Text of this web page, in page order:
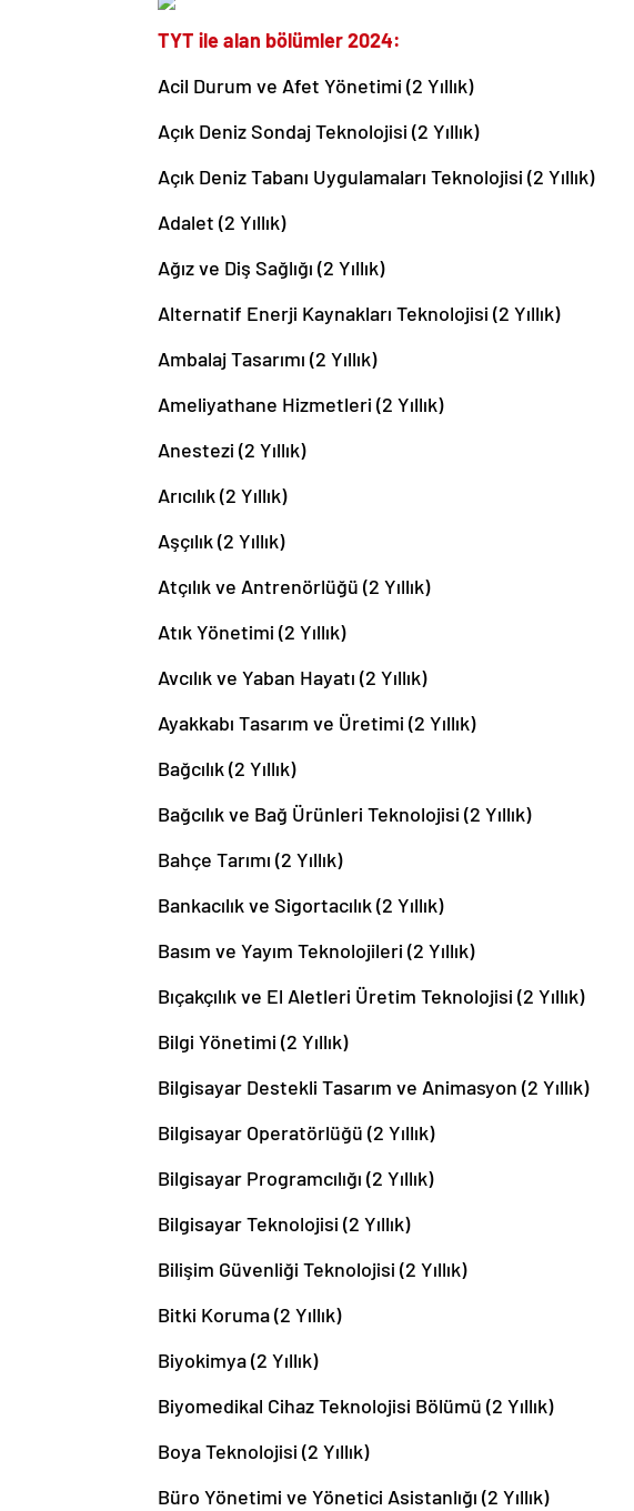
TYT ile alan bölümler 2024:
Acil Durum ve Afet Yönetimi (2 Yıllık)
Açık Deniz Sondaj Teknolojisi (2 Yıllık)
Açık Deniz Tabanı Uygulamaları Teknolojisi (2 Yıllık)
Adalet (2 Yıllık)
Ağız ve Diş Sağlığı (2 Yıllık)
Alternatif Enerji Kaynakları Teknolojisi (2 Yıllık)
Ambalaj Tasarımı (2 Yıllık)
Ameliyathane Hizmetleri (2 Yıllık)
Anestezi (2 Yıllık)
Arıcılık (2 Yıllık)
Aşçılık (2 Yıllık)
Atçılık ve Antrenörlüğü (2 Yıllık)
Atık Yönetimi (2 Yıllık)
Avcılık ve Yaban Hayatı (2 Yıllık)
Ayakkabı Tasarım ve Üretimi (2 Yıllık)
Bağcılık (2 Yıllık)
Bağcılık ve Bağ Ürünleri Teknolojisi (2 Yıllık)
Bahçe Tarımı (2 Yıllık)
Bankacılık ve Sigortacılık (2 Yıllık)
Basım ve Yayım Teknolojileri (2 Yıllık)
Bıçakçılık ve El Aletleri Üretim Teknolojisi (2 Yıllık)
Bilgi Yönetimi (2 Yıllık)
Bilgisayar Destekli Tasarım ve Animasyon (2 Yıllık)
Bilgisayar Operatörlüğü (2 Yıllık)
Bilgisayar Programcılığı (2 Yıllık)
Bilgisayar Teknolojisi (2 Yıllık)
Bilişim Güvenliği Teknolojisi (2 Yıllık)
Bitki Koruma (2 Yıllık)
Biyokimya (2 Yıllık)
Biyomedikal Cihaz Teknolojisi Bölümü (2 Yıllık)
Boya Teknolojisi (2 Yıllık)
Büro Yönetimi ve Yönetici Asistanlığı (2 Yıllık)